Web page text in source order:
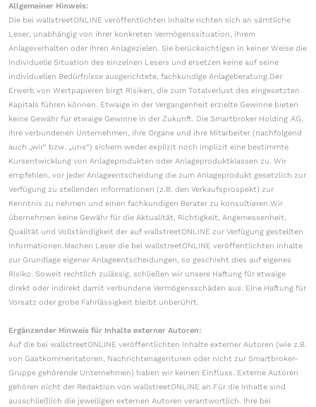
Allgemeiner Hinweis:
Die bei wallstreetONLINE veröffentlichten Inhalte richten sich an sämtliche
Leser, unabhängig von ihrer konkreten Vermögenssituation, ihrem
Anlageverhalten oder ihren Anlagezielen. Sie berücksichtigen in keiner Weise die
individuelle Situation des einzelnen Lesers und ersetzen keine auf seine
individuellen Bedürfnisse ausgerichtete, fachkundige Anlageberatung.Der
Erwerb von Wertpapieren birgt Risiken, die zum Totalverlust des eingesetzten
Kapitals führen können. Etwaige in der Vergangenheit erzielte Gewinne bieten
keine Gewähr für etwaige Gewinne in der Zukunft. Die Smartbroker Holding AG,
ihre verbundenen Unternehmen, ihre Organe und ihre Mitarbeiter (nachfolgend
auch „wir“ bzw. „uns“) sichern weder explizit noch implizit eine bestimmte
Kursentwicklung von Anlageprodukten oder Anlageproduktklassen zu. Wir
empfehlen, vor jeder Anlageentscheidung die zum Anlageprodukt gesetzlich zur
Verfügung zu stellenden Informationen (z.B. den Verkaufsprospekt) zur
Kenntnis zu nehmen und einen fachkundigen Berater zu konsultieren.Wir
übernehmen keine Gewähr für die Aktualität, Richtigkeit, Angemessenheit,
Qualität und Vollständigkeit der auf wallstreetONLINE zur Verfügung gestellten
Informationen.Machen Leser die bei wallstreetONLINE veröffentlichten Inhalte
zur Grundlage eigener Anlageentscheidungen, so geschieht dies auf eigenes
Risiko. Soweit rechtlich zulässig, schließen wir unsere Haftung für etwaige
direkt oder indirekt damit verbundene Vermögensschäden aus. Eine Haftung für
Vorsatz oder grobe Fahrlässigkeit bleibt unberührt.
Ergänzender Hinweis für Inhalte externer Autoren:
Auf die bei wallstreetONLINE veröffentlichten Inhalte externer Autoren (wie z.B.
von Gastkommentatoren, Nachrichtenagenturen oder nicht zur Smartbroker-
Gruppe gehörende Unternehmen) haben wir keinen Einfluss. Externe Autoren
gehören nicht der Redaktion von wallstreetONLINE an.Für die Inhalte sind
ausschließlich die jeweiligen externen Autoren verantwortlich. Ihre bei